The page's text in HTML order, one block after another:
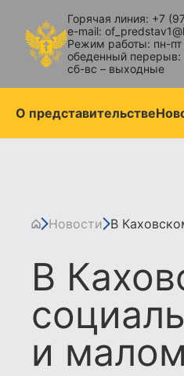
Горячая линия: +7
e-mail:
Режим работы: пн-
обеденный перерыв:
сб-вс – выходные
О представительстве
Новости В
В
и